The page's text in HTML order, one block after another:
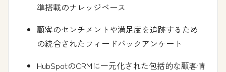
準搭載のナレッジベース
顧客のセンチメントや満足度を追跡するため
の統合されたフィードバックアンケート
HubSpotのCRMに一元化された包括的な顧客情